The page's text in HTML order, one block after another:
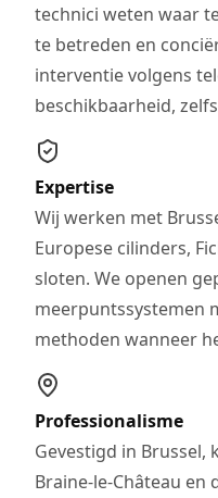
technici weten waar
te betreden en
interventie volgens
beschikbaarheid,
Expertise
Wij werken met
Europese cilinders,
sloten. We openen
meerpuntssystemen
methoden wanneer
Professionalisme
Gevestigd in Brussel,
Braine-le-Château en